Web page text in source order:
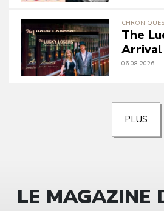
CHRONIQUES
The
Arrival
06.08.2026
PLUS
LE MAGAZINE